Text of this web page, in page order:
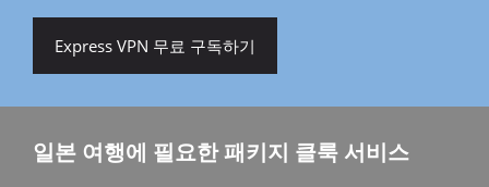
Express VPN 무료 구독하기
일본 여행에 필요한 패키지 클룩 서비스